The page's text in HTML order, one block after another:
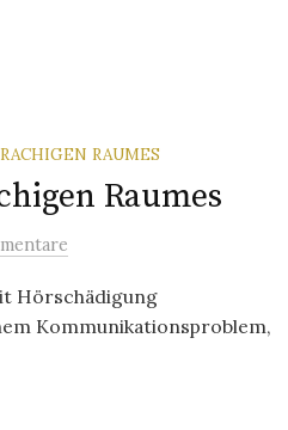
RAUMES
Raumes
Hörschädigung
Kommunikationsproblem,